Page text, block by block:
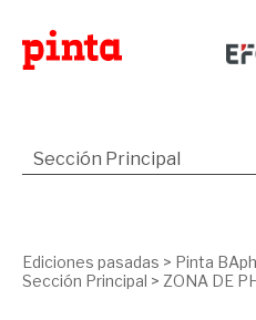
Ediciones pasadas > Pinta
Sección Principal > ZONA DE